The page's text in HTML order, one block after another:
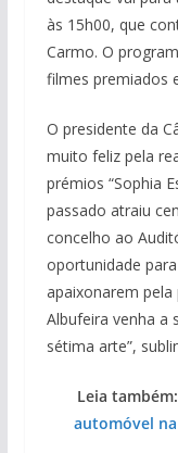
às 15h00, que
Carmo. O
filmes premiados
O presidente da
muito feliz pela
prémios “Sophia
passado atraiu
concelho ao
oportunidade
apaixonarem
Albufeira venha a
sétima arte”,
Leia também:
automóvel